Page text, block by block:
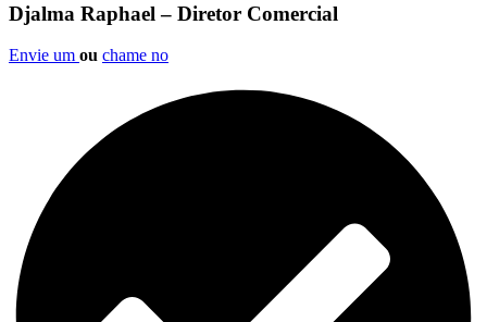
Djalma Raphael – Diretor Comercial
Envie um ou chame no